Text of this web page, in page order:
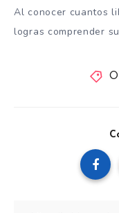
Al conocer cuantos
logras comprender